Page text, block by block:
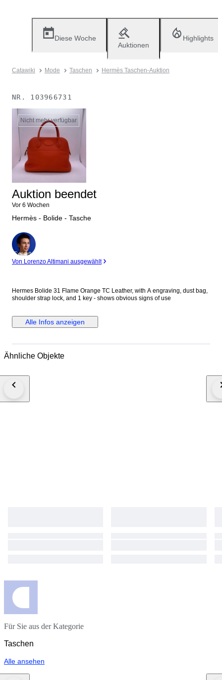
Diese Woche
Auktionen
Highlights
Catawiki Mode Taschen Hermès Taschen-Auktion
NR. 103966731
Nicht mehr verfügbar
Auktion beendet
Vor 6 Wochen
Hermès - Bolide - Tasche
Experte
Von Lorenzo Altimani ausgewählt
Hermes Bolide 31 Flame Orange TC Leather, with A engraving, dust bag,
shoulder strap lock, and 1 key - shows obvious signs of use
Alle Infos anzeigen
Ähnliche Objekte
Für Sie aus der Kategorie
Taschen
Alle ansehen